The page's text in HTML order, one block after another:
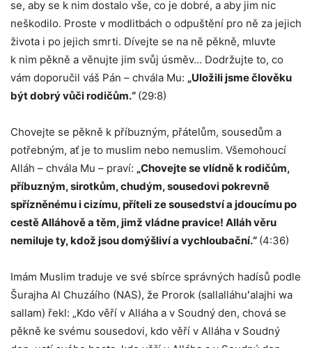
se, aby se k nim dostalo vše, co je dobré, a aby jim nic
neškodilo. Proste v modlitbách o odpuštění pro ně za jejich
života i po jejich smrti. Dívejte se na ně pěkně, mluvte
k nim pěkně a věnujte jim svůj úsměv… Dodržujte to, co
vám doporučil váš Pán – chvála Mu: „Uložili jsme člověku
být dobrý vůči rodičům.“ (29:8)
Chovejte se pěkně k příbuzným, přátelům, sousedům a
potřebným, ať je to muslim nebo nemuslim. Všemohoucí
Alláh – chvála Mu – praví: „Chovejte se vlídně k rodičům,
příbuzným, sirotkům, chudým, sousedovi pokrevně
spřízněnému i cizímu, příteli ze sousedství a jdoucímu po
cestě Alláhově a těm, jimž vládne pravice! Alláh věru
nemiluje ty, kdož jsou domýšliví a vychloubační.“ (4:36)
Imám Muslim traduje ve své sbírce správných hadísů podle
Šurajha Al Chuzáího (NAS), že Prorok (sallalláhuʻalajhi wa
sallam) řekl: „Kdo věří v Alláha a v Soudný den, chová se
pěkně ke svému sousedovi, kdo věří v Alláha v Soudný